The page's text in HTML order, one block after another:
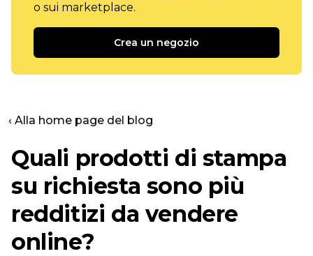
o sui marketplace.
Crea un negozio
‹ Alla home page del blog
Quali prodotti di stampa
su richiesta sono più
redditizi da vendere
online?